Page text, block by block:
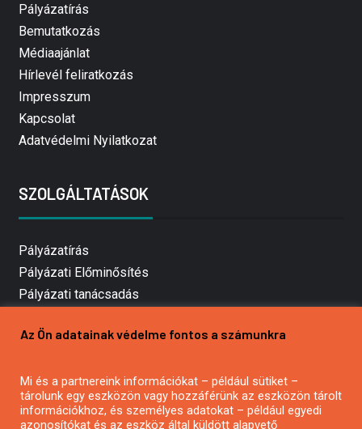
Pályázatírás
Bemutatkozás
Médiaajánlat
Hírlevél feliratkozás
Impresszum
Kapcsolat
Adatvédelmi Nyilatkozat
SZOLGÁLTATÁSOK
Pályázatírás
Pályázati Előminősítés
Pályázati tanácsadás
Mezőgazdasági pályázatírás
Pályázatírás civil szervezeteknek
Pályázatírás önkormányzatoknak
Pályázatfigyelés
Az Ön adatainak védelme fontos a számunkra
Mi és a partnereink információkat – például sütiket –
tárolunk egy eszközön vagy hozzáférünk az eszközön tárolt
információkhoz, és személyes adatokat – például egyedi
azonosítókat és az eszköz által küldött alapvető